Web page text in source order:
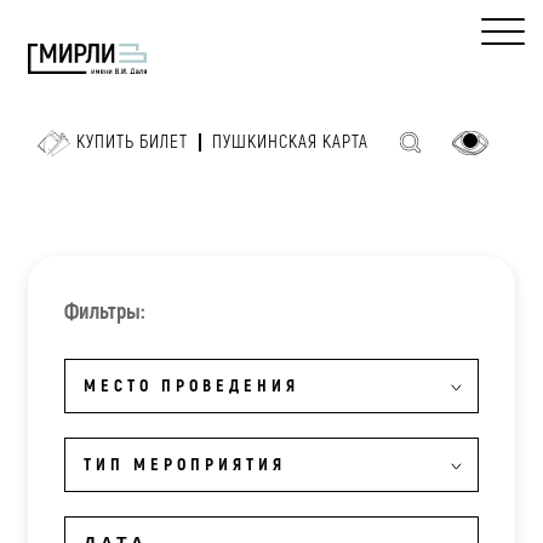
КУПИТЬ БИЛЕТ ПУШКИНСКАЯ КАРТА
Фильтры:
МЕСТО ПРОВЕДЕНИЯ
ТИП МЕРОПРИЯТИЯ